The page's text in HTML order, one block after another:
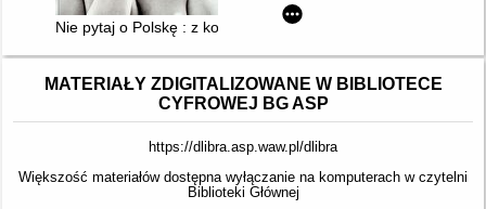
Nie pytaj o Polskę : z kolekcji Katarzyny Szafrańskiej i
MATERIAŁY ZDIGITALIZOWANE W BIBLIOTECE
CYFROWEJ BG ASP
https://dlibra.asp.waw.pl/dlibra
Większość materiałów dostępna wyłączanie na komputerach w czytelni
Biblioteki Głównej